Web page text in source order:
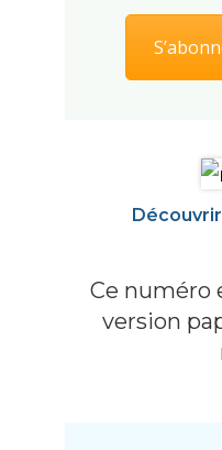
Ce numéro
version